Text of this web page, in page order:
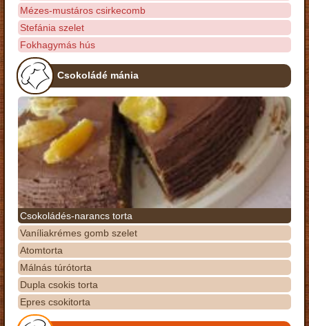
Mézes-mustáros csirkecomb
Stefánia szelet
Fokhagymás hús
Csokoládé mánia
Csokoládés-narancs torta
Vaníliakrémes gomb szelet
Atomtorta
Málnás túrótorta
Dupla csokis torta
Epres csokitorta